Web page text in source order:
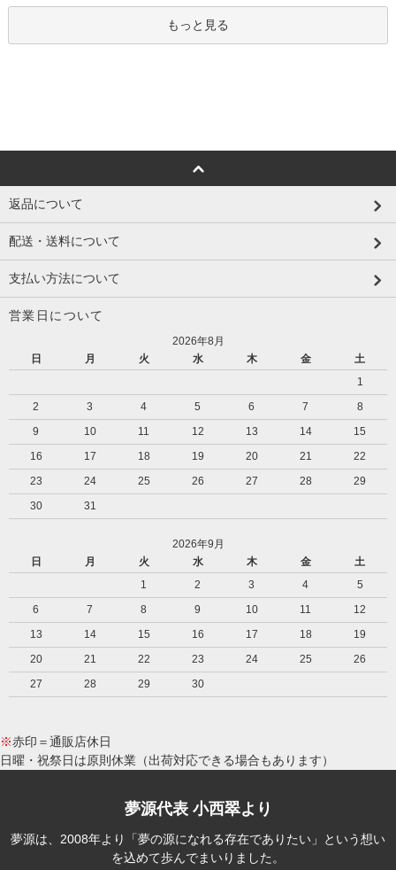
もっと見る
返品について
配送・送料について
支払い方法について
営業日について
2026年8月
日
月 火 水 木 金
土
1
2
3 4 5 6 7
8
9
10 11 12 13 14
15
16
17 18 19 20 21
22
23
24 25 26 27 28
29
30
31
2026年9月
日
月 火 水 木 金
土
1
2 3 4
5
6
7 8 9 10 11
12
13
14 15 16 17 18
19
20
21 22 23 24 25
26
27
28 29 30
※赤印＝通販店休日
日曜・祝祭日は原則休業（出荷対応できる場合もあります）
夢源代表 小西翠より
夢源は、2008年より「夢の源になれる存在でありたい」という想い
を込めて歩んでまいりました。